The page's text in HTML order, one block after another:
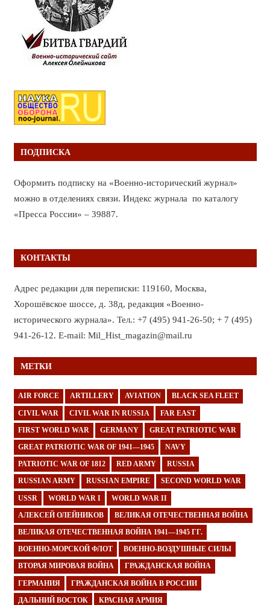
ПОДПИСКА
Оформить подписку на «Военно-исторический журнал»
можно в отделениях связи. Индекс журнала по каталогу
«Пресса России» – 39887.
КОНТАКТЫ
Адрес редакции для переписки: 119160, Москва,
Хорошёвское шоссе, д. 38д, редакция «Военно-
исторического журнала». Тел.: +7 (495) 941-26-50; + 7 (495)
941-26-12. E-mail: Mil_Hist_magazin@mail.ru
МЕТКИ
AIR FORCE ARTILLERY AVIATION BLACK SEA FLEET
CIVIL WAR CIVIL WAR IN RUSSIA FAR EAST
FIRST WORLD WAR GERMANY GREAT PATRIOTIC WAR
GREAT PATRIOTIC WAR OF 1941—1945 NAVY
PATRIOTIC WAR OF 1812 RED ARMY RUSSIA
RUSSIAN ARMY RUSSIAN EMPIRE SECOND WORLD WAR
USSR WORLD WAR I WORLD WAR II
АЛЕКСЕЙ ОЛЕЙНИКОВ ВЕЛИКАЯ ОТЕЧЕСТВЕННАЯ ВОЙНА
ВЕЛИКАЯ ОТЕЧЕСТВЕННАЯ ВОЙНА 1941—1945 ГГ.
ВОЕННО-МОРСКОЙ ФЛОТ ВОЕННО-ВОЗДУШНЫЕ СИЛЫ
ВТОРАЯ МИРОВАЯ ВОЙНА ГРАЖДАНСКАЯ ВОЙНА
ГЕРМАНИЯ ГРАЖДАНСКАЯ ВОЙНА В РОССИИ
ДАЛЬНИЙ ВОСТОК КРАСНАЯ АРМИЯ